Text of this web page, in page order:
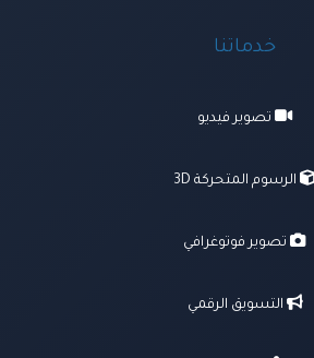
خدماتنا
تصوير فيديو
الرسوم المتحركة 3D
تصوير فوتوغرافي
التسويق الرقمي